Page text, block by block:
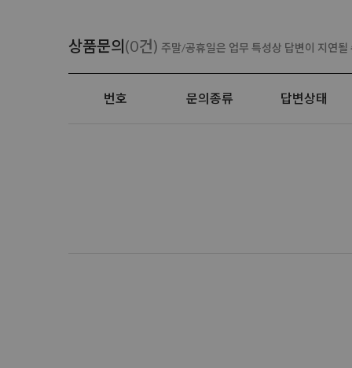
상품문의(0건) 주말/공휴일은 업무 특성상 답변이 지연
번호 문의종류 답변상태